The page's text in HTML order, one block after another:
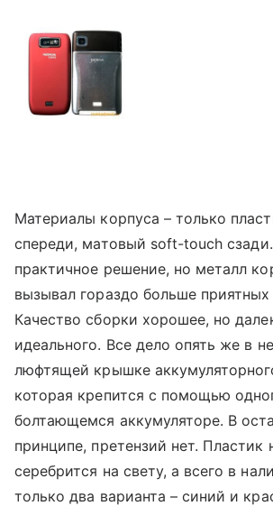
Материалы корпуса – только
спереди, матовый soft-touch
практичное решение, но металл
вызывал гораздо больше
Качество сборки хорошее, но
идеального. Все дело опять же в
люфтящей крышке
которая крепится с помощью
болтающемся аккумуляторе. В
принципе, претензий нет. Пластик
серебрится на свету, а всего в
только два варианта – синий и